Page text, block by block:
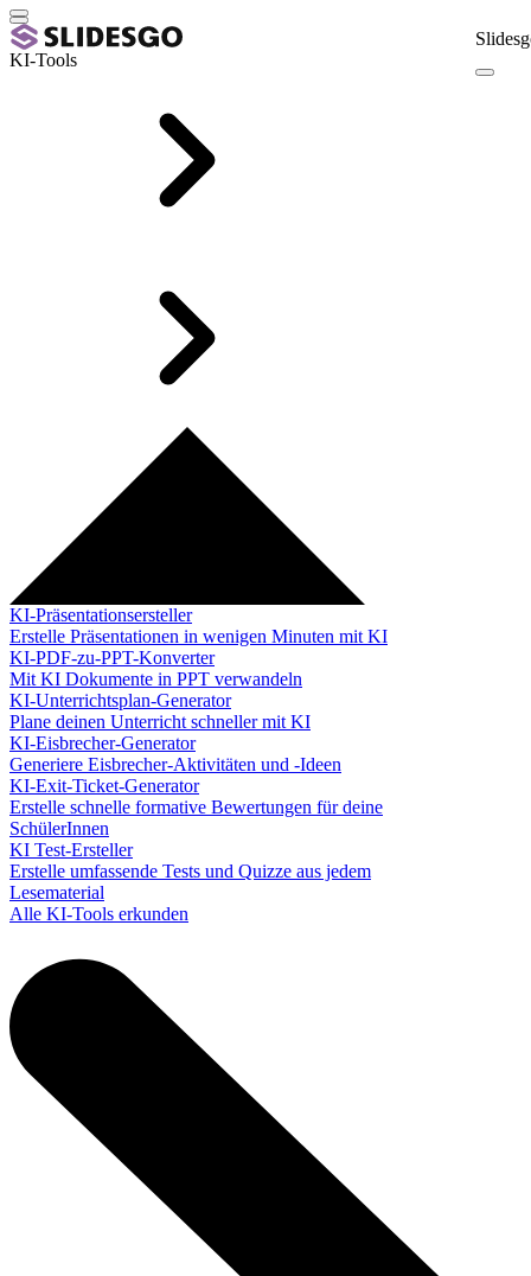
KI-Tools
KI-Präsentationsersteller
Erstelle Präsentationen in wenigen Minuten mit KI
KI-PDF-zu-PPT-Konverter
Mit KI Dokumente in PPT verwandeln
KI-Unterrichtsplan-Generator
Plane deinen Unterricht schneller mit KI
KI-Eisbrecher-Generator
Generiere Eisbrecher-Aktivitäten und -Ideen
KI-Exit-Ticket-Generator
Erstelle schnelle formative Bewertungen für deine
SchülerInnen
KI Test-Ersteller
Erstelle umfassende Tests und Quizze aus jedem
Lesematerial
Alle KI-Tools erkunden